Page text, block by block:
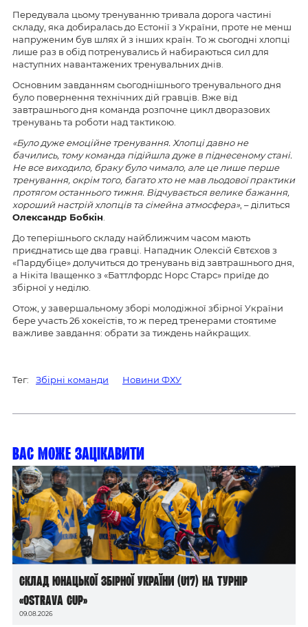
Передувала цьому тренуванню тривала дорога частині
складу, яка добиралась до Естонії з України, проте не менш
напруженим був шлях й з інших країн. То ж сьогодні хлопці
лише раз в обід потренувались й набираються сил для
наступних навантажених тренувальних днів.
Основним завданням сьогоднішнього тренувального дня
було повернення технічних дій гравців. Вже від
завтрашнього дня команда розпочне цикл дворазових
тренувань та роботи над тактикою.
«Було дуже емоційне тренування. Хлопці давно не
бачились, тому команда підійшла дуже в піднесеному стані.
Не все виходило, браку було чимало, але це лише перше
тренування, окрім того, багато хто не мав льодової практики
протягом останнього тижня. Відчувається велике бажання,
хороший настрій хлопців та сімейна атмосфера», – ділиться
Олександр Бобкін
До теперішнього складу найближчим часом мають
приєднатись ще два гравці. Нападник Олексій Євтєхов з
«Пардубіце» долучиться до тренувань від завтрашнього дня,
а Нікіта Іващенко з «Баттлфордс Норс Старс» приїде до
збірної у неділю.
Отож, у завершальному зборі молодіжної збірної України
бере участь 26 хокеїстів, то ж перед тренерами стоятиме
важливе завдання: обрати за тиждень найкращих.
Тег: Збірні команди Новини ФХУ
Вас може зацікавити
Склад юнацької збірної України (U17) на турнір
«Ostrava Cup»
09.08.2026